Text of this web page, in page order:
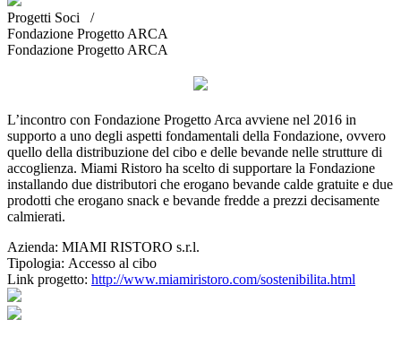
Progetti Soci /
Fondazione Progetto ARCA
Fondazione Progetto ARCA
L’incontro con Fondazione Progetto Arca avviene nel 2016 in
supporto a uno degli aspetti fondamentali della Fondazione, ovvero
quello della distribuzione del cibo e delle bevande nelle strutture di
accoglienza. Miami Ristoro ha scelto di supportare la Fondazione
installando due distributori che erogano bevande calde gratuite e due
prodotti che erogano snack e bevande fredde a prezzi decisamente
calmierati.
Azienda: MIAMI RISTORO s.r.l.
Tipologia: Accesso al cibo
Link progetto: http://www.miamiristoro.com/sostenibilita.html